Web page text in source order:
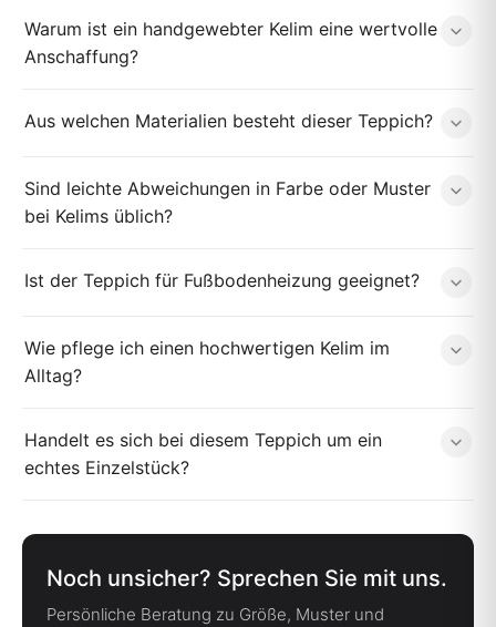
Warum ist ein handgewebter Kelim eine wertvolle
Anschaffung?
Aus welchen Materialien besteht dieser Teppich?
Sind leichte Abweichungen in Farbe oder Muster
bei Kelims üblich?
Ist der Teppich für Fußbodenheizung geeignet?
Wie pflege ich einen hochwertigen Kelim im
Alltag?
Handelt es sich bei diesem Teppich um ein
echtes Einzelstück?
Noch unsicher? Sprechen Sie mit uns.
Persönliche Beratung zu Größe, Muster und